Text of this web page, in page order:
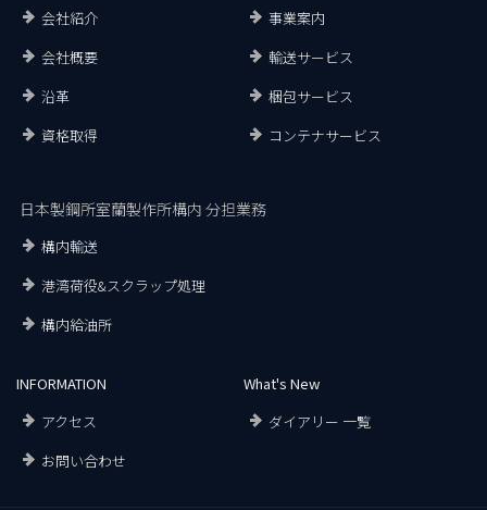
会社紹介
会社概要
沿革
資格取得
事業案内
輸送サービス
梱包サービス
コンテナサービス
日本製鋼所室蘭製作所構内 分担業務
構内輸送
港湾荷役&スクラップ処理
構内給油所
INFORMATION
アクセス
お問い合わせ
What's New
ダイアリー 一覧